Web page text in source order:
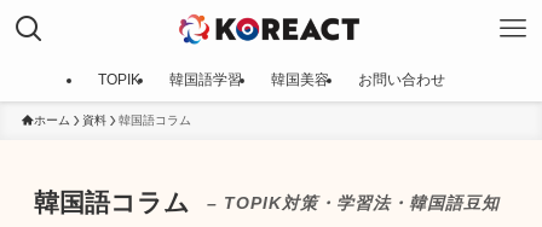
TOPIK 韓国語学習 韓国美容 お問い合わせ
ホーム 資料 韓国語コラム
韓国語コラム
– TOPIK対策・学習法・韓国語豆知